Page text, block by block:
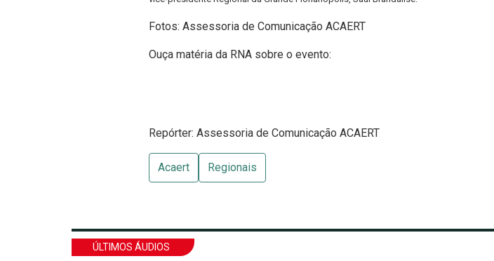
Fotos: Assessoria de Comunicação ACAERT
Ouça matéria da RNA sobre o evento:
Repórter: Assessoria de Comunicação ACAERT
Acaert Regionais
ÚLTIMOS ÁUDIOS